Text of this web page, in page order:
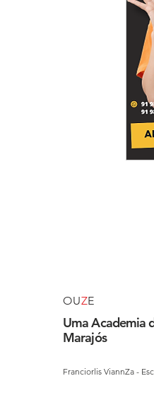
OUZE
Uma Academia
Marajós
Franciorlis ViannZa -